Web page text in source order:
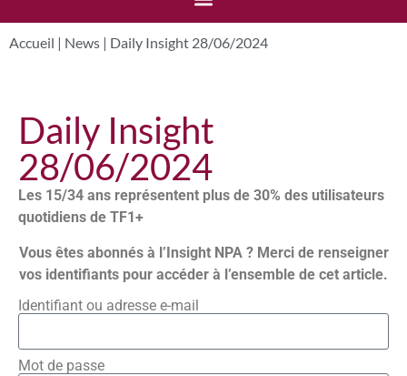
Accueil | News | Daily Insight 28/06/2024
Daily Insight
28/06/2024
Les 15/34 ans représentent plus de 30% des utilisateurs
quotidiens de TF1+
Vous êtes abonnés à l’Insight NPA ? Merci de renseigner
vos identifiants pour accéder à l’ensemble de cet article.
Identifiant ou adresse e-mail
Mot de passe